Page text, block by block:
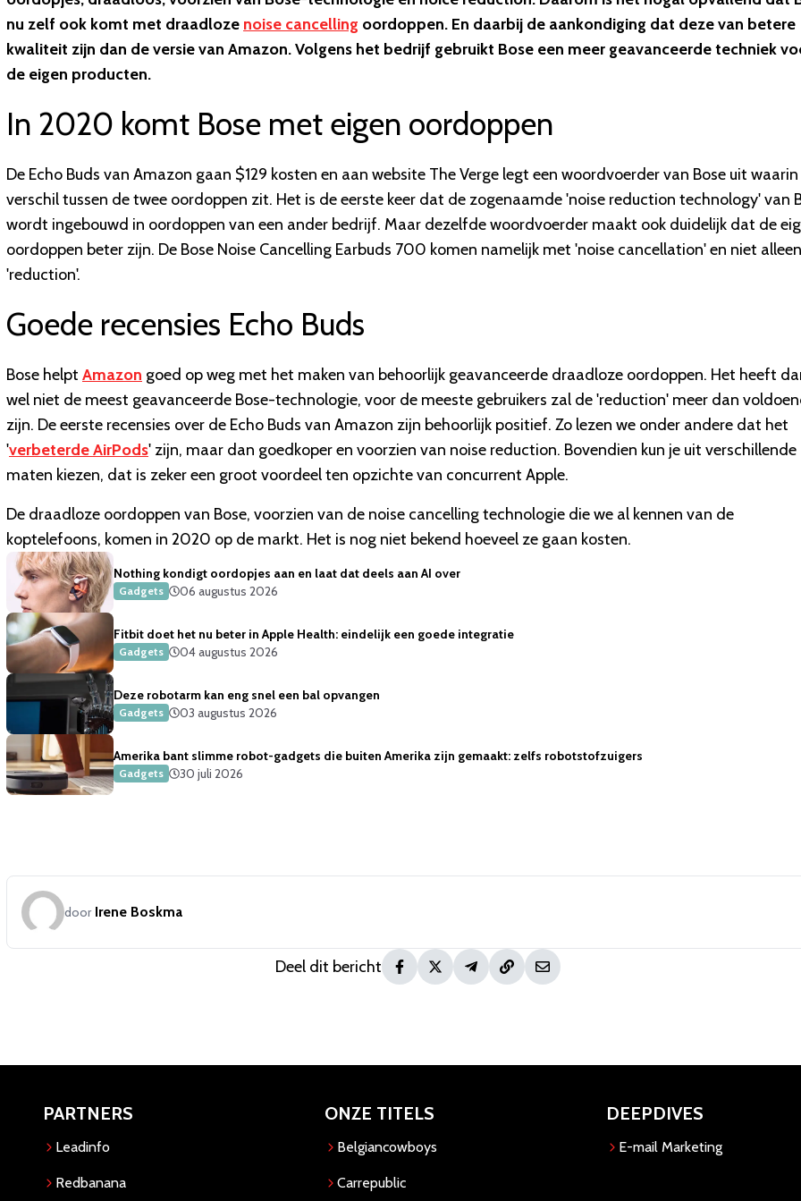
nu zelf ook komt met draadloze noise cancelling oordoppen. En daarbij de aankondiging dat deze van betere
kwaliteit zijn dan de versie van Amazon. Volgens het bedrijf gebruikt Bose een meer geavanceerde techniek
de eigen producten.
In 2020 komt Bose met eigen oordoppen
De Echo Buds van Amazon gaan $129 kosten en aan website The Verge legt een woordvoerder van Bose uit
verschil tussen de twee oordoppen zit. Het is de eerste keer dat de zogenaamde 'noise reduction technology' van
wordt ingebouwd in oordoppen van een ander bedrijf. Maar dezelfde woordvoerder maakt ook duidelijk dat de
oordoppen beter zijn. De Bose Noise Cancelling Earbuds 700 komen namelijk met 'noise cancellation' en niet alleen
'reduction'.
Goede recensies Echo Buds
Bose helpt Amazon goed op weg met het maken van behoorlijk geavanceerde draadloze oordoppen. Het heeft
wel niet de meest geavanceerde Bose-technologie, voor de meeste gebruikers zal de 'reduction' meer dan
zijn. De eerste recensies over de Echo Buds van Amazon zijn behoorlijk positief. Zo lezen we onder andere dat het
'verbeterde AirPods' zijn, maar dan goedkoper en voorzien van noise reduction. Bovendien kun je uit verschillende
maten kiezen, dat is zeker een groot voordeel ten opzichte van concurrent Apple.
De draadloze oordoppen van Bose, voorzien van de noise cancelling technologie die we al kennen van de
koptelefoons, komen in 2020 op de markt. Het is nog niet bekend hoeveel ze gaan kosten.
Nothing kondigt oordopjes aan en laat dat deels aan AI over
Gadgets 06 augustus 2026
Fitbit doet het nu beter in Apple Health: eindelijk een goede integratie
Gadgets 04 augustus 2026
Deze robotarm kan eng snel een bal opvangen
Gadgets 03 augustus 2026
Amerika bant slimme robot-gadgets die buiten Amerika zijn gemaakt: zelfs robotstofzuigers
Gadgets 30 juli 2026
door Irene Boskma
Deel dit bericht
PARTNERS
Leadinfo
Redbanana
ONZE TITELS
Belgiancowboys
Carrepublic
DEEPDIVES
E-mail Marketing